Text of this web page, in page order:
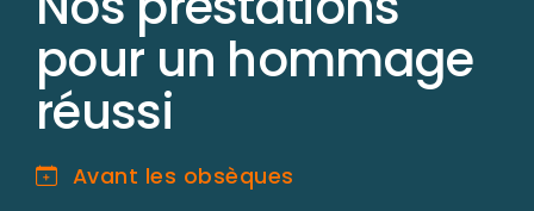
pour un hommage
réussi
Avant les obsèques